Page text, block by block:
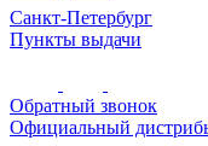
Санкт-Петербург
Пункты выдачи
Обратный звонок
Официальный